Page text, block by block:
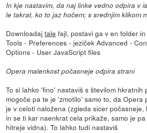
In kje nastavim, da naj linke vedno odpira v
le takrat, ko to jaz hočem; s srednjim klikom
Downloadajtale fajl, postavi ga v en folder
Tools - Preferences - jeziček Advanced -
Options - User JavaScript files
Opera malenkost počasneje odpira strani
To si lahko 'fino' nastaviš s številom hkratnih
mogoče pa te je 'zmotilo' samo to, da Opera
je v celoti naložena (zgleda sicer
in se ti kar naenkrat cela prikaže, samo je
hitreje vidna). To lahko tudi nastaviš